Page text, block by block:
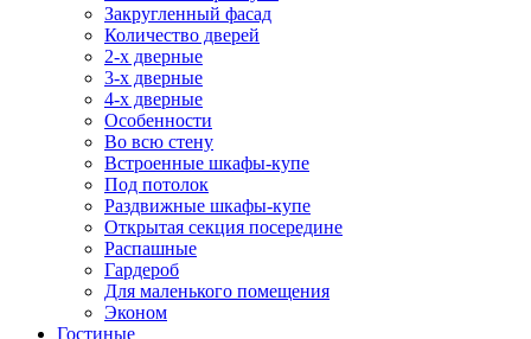
Закругленный фасад
Количество дверей
2-х дверные
3-х дверные
4-х дверные
Особенности
Во всю стену
Встроенные шкафы-купе
Под потолок
Раздвижные шкафы-купе
Открытая секция посередине
Распашные
Гардероб
Для маленького помещения
Эконом
Гостиные